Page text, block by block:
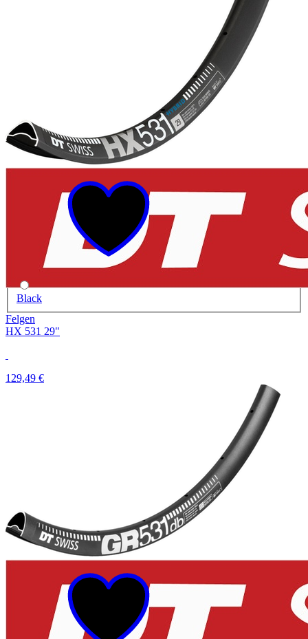
Black
Felgen
HX 531 29"
129,49 €